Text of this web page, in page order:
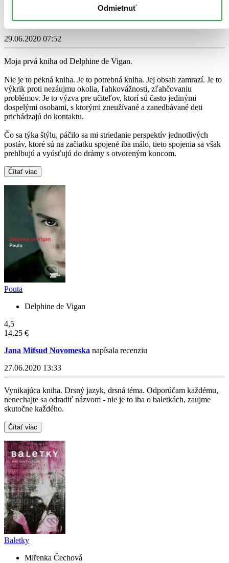
Odmietnuť
Jana Mifsud Novomeskanapísala recenziu
29.06.2020 07:52
Moja prvá kniha od Delphine de Vigan.
Nie je to pekná kniha. Je to potrebná kniha. Jej obsah zamrazí. Je to
výkrik proti nezáujmu okolia, ľahkovážnosti, zľahčovaniu
problémov. Je to výzva pre učiteľov, ktorí sú často jedinými
dospelými osobami, s ktorými zneužívané a zanedbávané deti
prichádzajú do kontaktu.
Čo sa týka štýlu, páčilo sa mi striedanie perspektív jednotlivých
postáv, ktoré sú na začiatku spojené iba málo, tieto spojenia sa však
prehlbujú a vyúsťujú do drámy s otvoreným koncom.
Čítať viac
Pouta
Delphine de Vigan
4,5
14,25 €
Jana Mifsud Novomeska napísala recenziu
27.06.2020 13:33
Vynikajúca kniha. Drsný jazyk, drsná téma. Odporúčam každému,
nenechajte sa odradiť názvom - nie je to iba o baletkách, zaujme
skutočne každého.
Čítať viac
Baletky
Miřenka Čechová